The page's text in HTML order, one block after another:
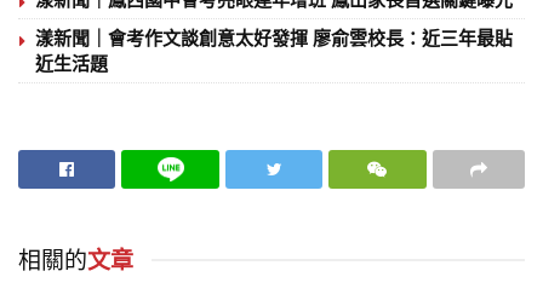
漾新聞｜會考作文談創意太好發揮 廖俞雲校長：近三年最貼
近生活題
相關的文章